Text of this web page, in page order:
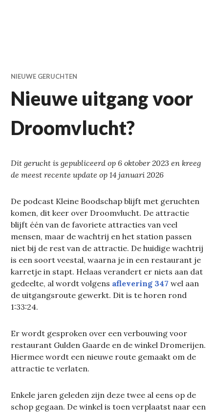
NIEUWE GERUCHTEN
Nieuwe uitgang voor
Droomvlucht?
Dit gerucht is gepubliceerd op 6 oktober 2023 en kreeg
de meest recente update op 14 januari 2026
De podcast Kleine Boodschap blijft met geruchten
komen, dit keer over Droomvlucht. De attractie
blijft één van de favoriete attracties van veel
mensen, maar de wachtrij en het station passen
niet bij de rest van de attractie. De huidige wachtrij
is een soort veestal, waarna je in een restaurant je
karretje in stapt. Helaas verandert er niets aan dat
gedeelte, al wordt volgens aflevering 347 wel aan
de uitgangsroute gewerkt. Dit is te horen rond
1:33:24.
Er wordt gesproken over een verbouwing voor
restaurant Gulden Gaarde en de winkel Dromerijen.
Hiermee wordt een nieuwe route gemaakt om de
attractie te verlaten.
Enkele jaren geleden zijn deze twee al eens op de
schop gegaan. De winkel is toen verplaatst naar een